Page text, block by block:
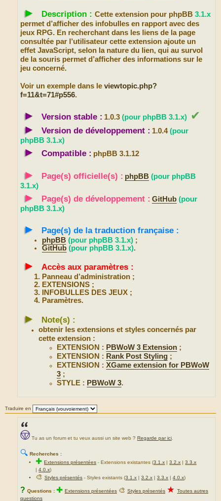
► Description : Cette extension pour phpBB 3.1.x
permet d’afficher des infobulles en rapport avec des
jeux RPG. En recherchant dans les liens de la page
consultée par l’utilisateur cette extension ajoute un
effet JavaScript, selon la nature du lien, qui au survol
de la souris permet d’afficher des informations sur le
jeu concerné.
Voir un exemple dans le viewtopic.php?
f=11&t=71#p556.
► Version stable : 1.0.3 (pour phpBB 3.1.x) ✔
►
Version de développement : 1.0.4(pour
phpBB 3.1.x)
► Compatible : phpBB 3.1.12
► Page(s) officielle(s) : phpBB (pour phpBB
3.1.x)
► Page(s) de développement : GitHub (pour
phpBB 3.1.x)
► Page(s) de la traduction française :
phpBB (pour phpBB 3.1.x) ;
GitHub (pour phpBB 3.1.x).
► Accès aux paramètres :
Panneau d’administration ;
EXTENSIONS ;
INFOBULLES DES JEUX ;
Paramètres.
► Note(s) :
obtenir les extensions et styles concernés par
cette extension :
EXTENSION : PBWoW 3 Extension ;
EXTENSION : Rank Post Styling ;
EXTENSION :XGame extension for PBWoW
3 ;
STYLE : PBWoW 3.
Traduire en
Tu as un forum et tu veux aussi un site web ? Regarde par ici
🔍 Recherches :
✚Extensions présentées -Extensions existantes (3.1.x |3.2.x |3.3.x
|4.0.x)
🎨Styles présentés - Styles existants (3.1.x |3.2.x |3.3.x |4.0.x)
? Questions : ✚ Extensions présentées 🎨 Styles présentés ★ Toutes autres
questions